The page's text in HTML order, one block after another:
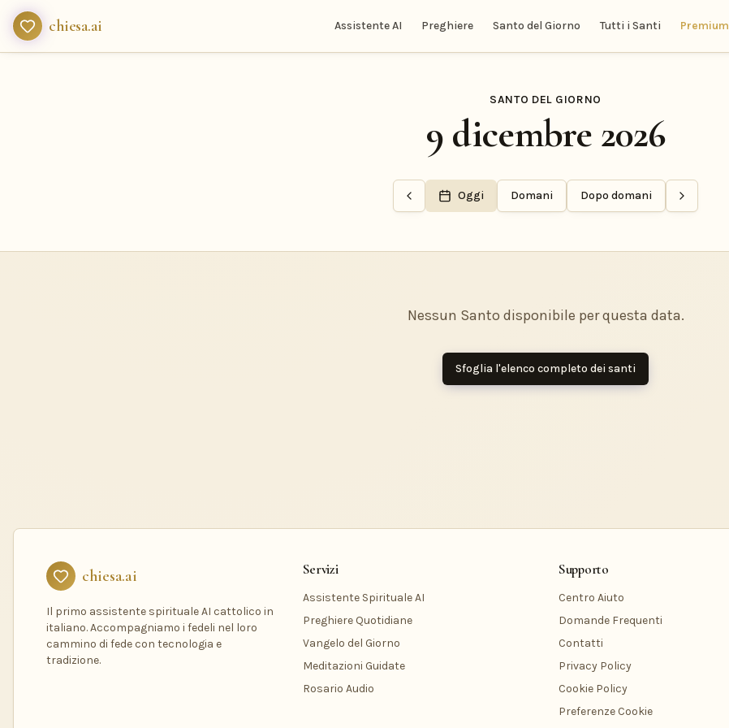
chiesa.ai Assistente AI Preghiere Santo del Giorno Tutti i Santi Premium
SANTO DEL GIORNO
9 dicembre 2026
Oggi Domani Dopo domani
Nessun Santo disponibile per questa data.
Sfoglia l'elenco completo dei santi
chiesa.ai
Il primo assistente spirituale AI cattolico in
italiano. Accompagniamo i fedeli nel loro
cammino di fede con tecnologia e
tradizione.
Servizi
Assistente Spirituale AI
Preghiere Quotidiane
Vangelo del Giorno
Meditazioni Guidate
Rosario Audio
Supporto
Centro Aiuto
Domande Frequenti
Contatti
Privacy Policy
Cookie Policy
Preferenze Cookie